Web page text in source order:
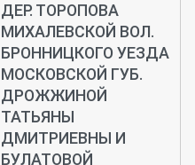
ДЕР. ТОРОПОВА
МИХАЛЕВСКОЙ ВОЛ.
БРОННИЦКОГО УЕЗДА
МОСКОВСКОЙ ГУБ.
ДРОЖЖИНОЙ
ТАТЬЯНЫ
ДМИТРИЕВНЫ И
БУЛАТОВОЙ